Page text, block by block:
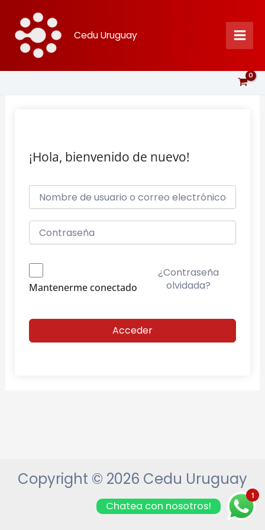
contenido
Cedu Uruguay
¡Hola, bienvenido de nuevo!
Mantenerme conectado
¿Contraseña
olvidada?
Acceder
Copyright © 2026 Cedu Uruguay
1
Chatea con nosotros!